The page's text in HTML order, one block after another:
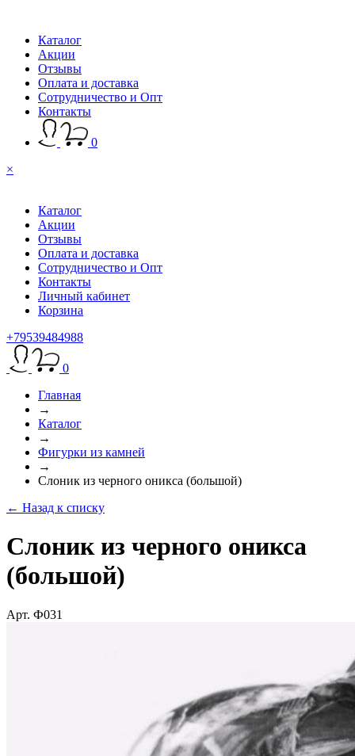
Каталог
Акции
Отзывы
Оплата и доставка
Сотрудничество и Опт
Контакты
0
×
Каталог
Акции
Отзывы
Оплата и доставка
Сотрудничество и Опт
Контакты
Личный кабинет
Корзина
+79539484988
0
Главная
→
Каталог
→
Фигурки из камней
→
Слоник из черного оникса (большой)
← Назад к списку
Слоник из черного оникса
(большой)
Арт. Ф031